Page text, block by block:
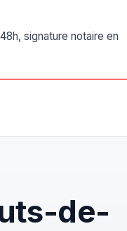
signature notaire en
de-